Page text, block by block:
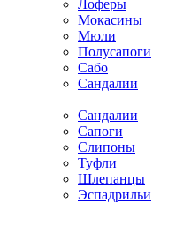
Лоферы
Мокасины
Мюли
Полусапоги
Сабо
Сандалии
Сандалии
Сапоги
Слипоны
Туфли
Шлепанцы
Эспадрильи